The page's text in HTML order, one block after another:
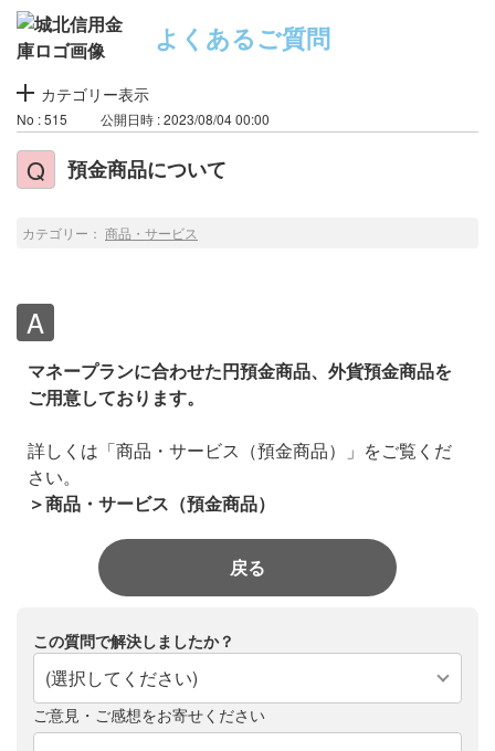
よくあるご質問
カテゴリー表示
No : 515 公開日時 : 2023/08/04 00:00
預金商品について
カテゴリー： 商品・サービス
マネープランに合わせた円預金商品、外貨預金商品を
ご用意しております。
詳しくは「商品・サービス（預金商品）」をご覧くだ
さい。
＞商品・サービス（預金商品）
戻る
この質問で解決しましたか？
(選択してください)
ご意見・ご感想をお寄せください